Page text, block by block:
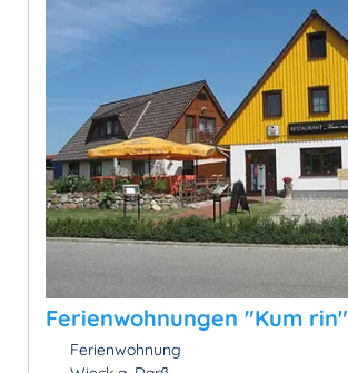
Ferienwohnungen "Kum rin"
Ferienwohnung